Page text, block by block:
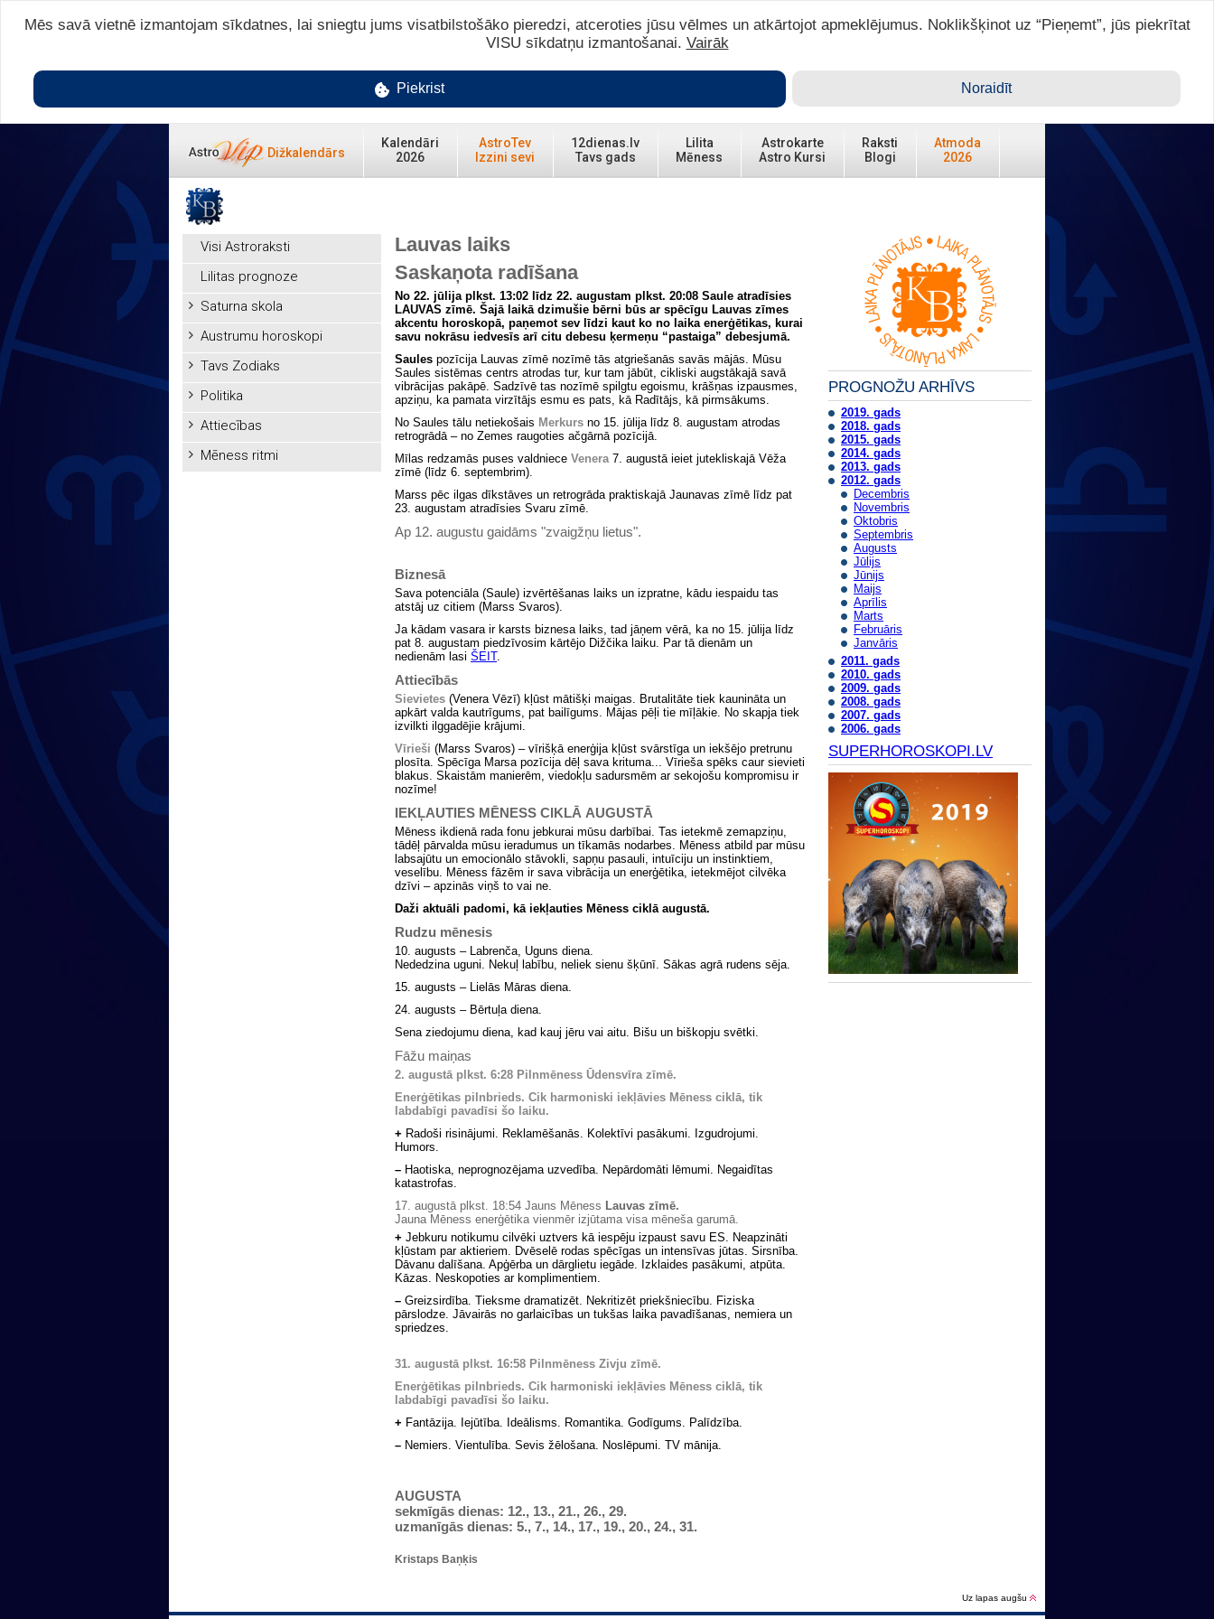
Ienākt ar ASTRO VIP >
Dižkalendārs
Kalendāri
2026
AstroTev
Izzini sevi
12dienas.lv
Tavs gads
Lilita
Mēness
Astrokarte
Astro Kursi
Raksti
Blogi
Atmoda
2026
Visi Astroraksti
Lilitas prognoze
Saturna skola
Austrumu horoskopi
Tavs Zodiaks
Politika
Attiecības
Mēness ritmi
Lauvas laiks
Saskaņota radīšana
No 22. jūlija plkst. 13:02 līdz 22. augustam plkst. 20:08 Saule atradīsies
LAUVAS zīmē. Šajā laikā dzimušie bērni būs ar spēcīgu Lauvas zīmes
akcentu horoskopā, paņemot sev līdzi kaut ko no laika enerģētikas, kurai
savu nokrāsu iedvesīs arī citu debesu ķermeņu “pastaiga” debesjumā.
Saules pozīcija Lauvas zīmē nozīmē tās atgriešanās savās mājās. Mūsu
Saules sistēmas centrs atrodas tur, kur tam jābūt, cikliski augstākajā savā
vibrācijas pakāpē. Sadzīvē tas nozīmē spilgtu egoismu, krāšņas izpausmes,
apziņu, ka pamata virzītājs esmu es pats, kā Radītājs, kā pirmsākums.
No Saules tālu netiekošais Merkurs no 15. jūlija līdz 8. augustam atrodas
retrogrādā – no Zemes raugoties ačgārnā pozīcijā.
Mīlas redzamās puses valdniece Venera7. augustā ieiet jutekliskajā Vēža
zīmē (līdz 6. septembrim).
Marss pēc ilgas dīkstāves un retrogrāda praktiskajā Jaunavas zīmē līdz pat
23. augustam atradīsies Svaru zīmē.
Ap 12. augustu gaidāms "zvaigžņu lietus".
Biznesā
Sava potenciāla (Saule) izvērtēšanas laiks un izpratne, kādu iespaidu tas
atstāj uz citiem (Marss Svaros).
Ja kādam vasara ir karsts biznesa laiks, tad jāņem vērā, ka no 15. jūlija līdz
pat 8. augustam piedzīvosim kārtējo Dižčika laiku. Par tā dienām un
nedienām lasi ŠEIT.
Attiecībās
Sievietes (Venera Vēzī) kļūst mātišķi maigas. Brutalitāte tiek kaunināta un
apkārt valda kautrīgums, pat bailīgums. Mājas pēļi tie mīļākie. No skapja tiek
izvilkti ilggadējie krājumi.
Vīrieši (Marss Svaros) – vīrišķā enerģija kļūst svārstīga un iekšējo pretrunu
plosīta. Spēcīga Marsa pozīcija dēļ sava krituma... Vīrieša spēks caur sievieti
blakus. Skaistām manierēm, viedokļu sadursmēm ar sekojošu kompromisu ir
nozīme!
IEKĻAUTIES MĒNESS CIKLĀ AUGUSTĀ
Mēness ikdienā rada fonu jebkurai mūsu darbībai. Tas ietekmē zemapziņu,
tādēļ pārvalda mūsu ieradumus un tīkamās nodarbes. Mēness atbild par mūsu
labsajūtu un emocionālo stāvokli, sapņu pasauli, intuīciju un instinktiem,
veselību. Mēness fāzēm ir sava vibrācija un enerģētika, ietekmējot cilvēka
dzīvi – apzinās viņš to vai ne.
Daži aktuāli padomi, kā iekļauties Mēness ciklā augustā.
Rudzu mēnesis
10. augusts – Labrenča, Uguns diena.
Nededzina uguni. Nekuļ labību, neliek sienu šķūnī. Sākas agrā rudens sēja.
15. augusts – Lielās Māras diena.
24. augusts – Bērtuļa diena.
Sena ziedojumu diena, kad kauj jēru vai aitu. Bišu un biškopju svētki.
Fāžu maiņas
2. augustā plkst. 6:28 Pilnmēness Ūdensvīra zīmē.
Enerģētikas pilnbrieds. Cik harmoniski iekļāvies Mēness ciklā, tik
labdabīgi pavadīsi šo laiku.
+ Radoši risinājumi. Reklamēšanās. Kolektīvi pasākumi. Izgudrojumi.
Humors.
– Haotiska, neprognozējama uzvedība. Nepārdomāti lēmumi. Negaidītas
katastrofas.
17. augustā plkst. 18:54 Jauns Mēness Lauvas zīmē.
Jauna Mēness enerģētika vienmēr izjūtama visa mēneša garumā.
+ Jebkuru notikumu cilvēki uztvers kā iespēju izpaust savu ES. Neapzināti
kļūstam par aktieriem. Dvēselē rodas spēcīgas un intensīvas jūtas. Sirsnība.
Dāvanu dalīšana. Apģērba un dārglietu iegāde. Izklaides pasākumi, atpūta.
Kāzas. Neskopoties ar komplimentiem.
– Greizsirdība. Tieksme dramatizēt. Nekritizēt priekšniecību. Fiziska
pārslodze. Jāvairās no garlaicības un tukšas laika pavadīšanas, nemiera un
spriedzes.
31. augustāplkst. 16:58 Pilnmēness Zivju zīmē.
Enerģētikas pilnbrieds. Cik harmoniski iekļāvies Mēness ciklā, tik
labdabīgi pavadīsi šo laiku.
+ Fantāzija. Iejūtība. Ideālisms. Romantika. Godīgums. Palīdzība.
– Nemiers. Vientulība. Sevis žēlošana. Noslēpumi. TV mānija.
AUGUSTA
sekmīgās dienas: 12., 13., 21., 26., 29.
uzmanīgās dienas: 5., 7., 14., 17., 19., 20., 24., 31.
Kristaps Baņķis
PROGNOŽU ARHĪVS
2019. gads
2018. gads
2015. gads
2014. gads
2013. gads
2012. gads
Decembris
Novembris
Oktobris
Septembris
Augusts
Jūlijs
Jūnijs
Maijs
Aprīlis
Marts
Februāris
Janvāris
2011. gads
2010. gads
2009. gads
2008. gads
2007. gads
2006. gads
SUPERHOROSKOPI.LV
Uz lapas augšu
Mēs savā vietnē izmantojam sīkdatnes, lai sniegtu jums visatbilstošāko pieredzi, atceroties jūsu vēlmes un atkārtojot apmeklējumus. Noklikšķinot uz “Pieņemt”, jūs piekrītat
VISU sīkdatņu izmantošanai. Vairāk
Piekrist Noraidīt